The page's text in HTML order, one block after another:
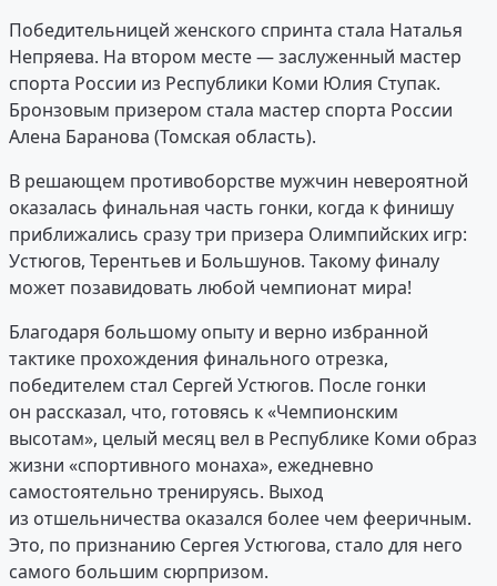
Победительницей женского спринта стала Наталья
Непряева. На втором месте — заслуженный мастер
спорта России из Республики Коми Юлия Ступак.
Бронзовым призером стала мастер спорта России
Алена Баранова (Томская область).
В решающем противоборстве мужчин невероятной
оказалась финальная часть гонки, когда к финишу
приближались сразу три призера Олимпийских игр:
Устюгов, Терентьев и Большунов. Такому финалу
может позавидовать любой чемпионат мира!
Благодаря большому опыту и верно избранной
тактике прохождения финального отрезка,
победителем стал Сергей Устюгов. После гонки
он рассказал, что, готовясь к «Чемпионским
высотам», целый месяц вел в Республике Коми образ
жизни «спортивного монаха», ежедневно
самостоятельно тренируясь. Выход
из отшельничества оказался более чем фееричным.
Это, по признанию Сергея Устюгова, стало для него
самого большим сюрпризом.